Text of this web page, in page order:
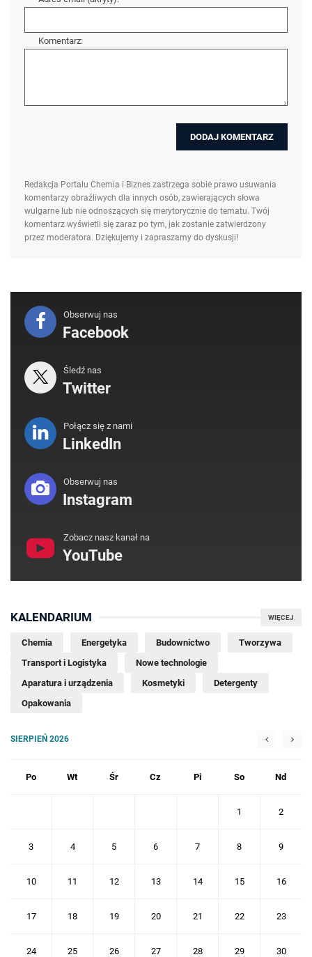
Komentarz:
Redakcja Portalu Chemia i Biznes zastrzega sobie prawo usuwania
komentarzy obraźliwych dla innych osób, zawierających słowa
wulgarne lub nie odnoszących się merytorycznie do tematu. Twój
komentarz wyświetli się zaraz po tym, jak zostanie zatwierdzony
przez moderatora. Dziękujemy i zapraszamy do dyskusji!
Obserwuj nas
Facebook
Śledź nas
Twitter
Połącz się z nami
LinkedIn
Obserwuj nas
Instagram
Zobacz nasz kanał na
YouTube
WIĘCEJ
KALENDARIUM
Chemia Energetyka Budownictwo
Tworzywa
Transport i Logistyka
Nowe technologie
Aparatura i urządzenia
Kosmetyki
Detergenty
Opakowania
SIERPIEŃ 2026
Po Wt Śr Cz Pi So Nd
1 2
3 4 5 6 7 8 9
10 11 12 13 14 15 16
17 18 19 20 21 22 23
24 25 26 27 28 29 30